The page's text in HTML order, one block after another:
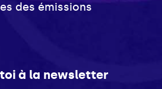
des émissions
à la newsletter